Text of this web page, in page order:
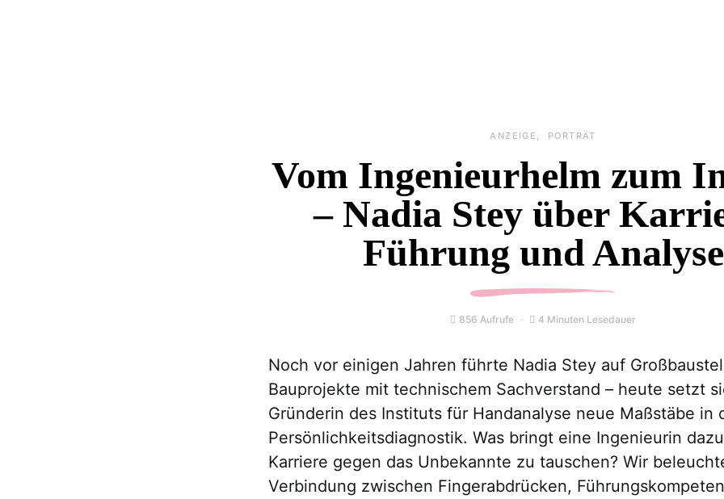
ANZEIGE PORTRÄT
Vom Ingenieurhelm zum
– Nadia Stey über
Führung und Analyse
856 Aufrufe 4 Minuten Lesedauer
Noch vor einigen Jahren führte Nadia Stey auf
Bauprojekte mit technischem Sachverstand – heute setzt
Gründerin des Instituts für Handanalyse neue Maßstäbe in
Persönlichkeitsdiagnostik. Was bringt eine Ingenieurin
Karriere gegen das Unbekannte zu tauschen? Wir
Verbindung zwischen Fingerabdrücken,